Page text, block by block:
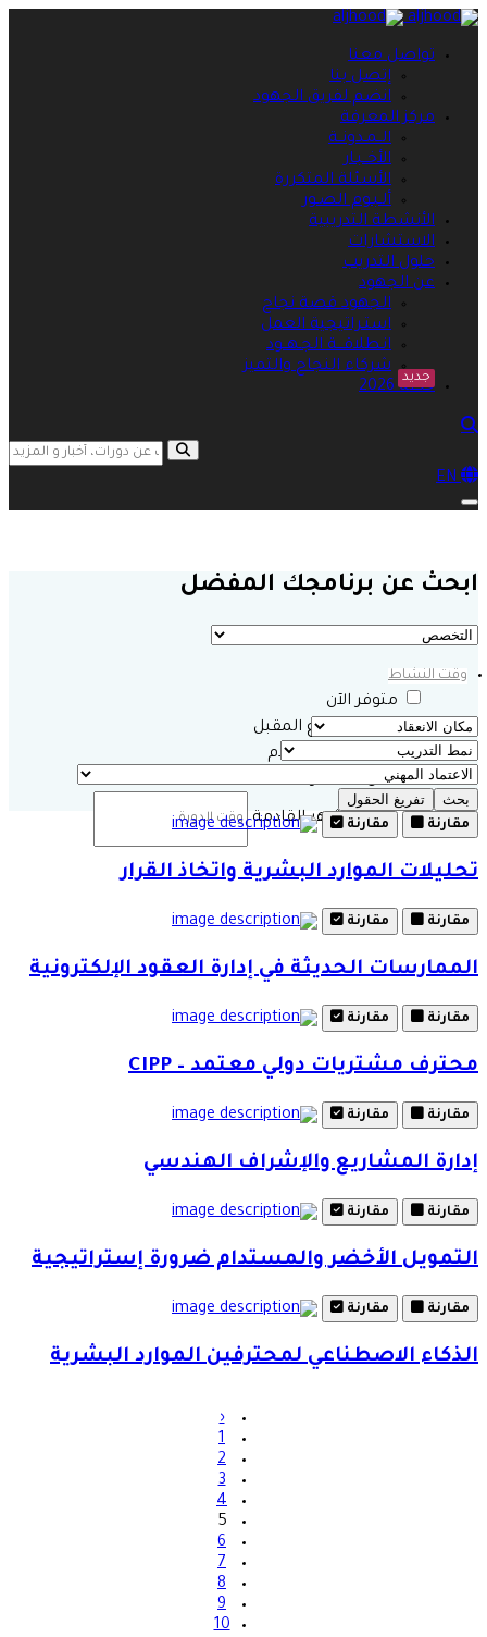
تواصل معنا
إتصل بنا
انضم لفريق الجهود
مركز المعرفة
الــمـدونــة
الأخــبـار
الأسئلة المتكررة
ألـبـوم الصـور
الأنشطة التدريبية
الاستشارات
حلول التدريب
عن الجهود
الجهود قصة نجاح
استـراتيجية العمل
انـطلاقـــة الجـهــود
شركاء النجاح والتميز
جديد
خطة 2026
search opener
EN
Toggle navigation
ابحث عن برنامجك المفضل
وقت النشاط
متوفر الآن
خلال الأسبوع المقبل
خلال الشهر القادم
خلال 3 أشهر القادمة
خلال 6 أشهر القادمة
بحث تفريغ الحقول
مقارنة مقارنة
تحليلات الموارد البشرية واتخاذ القرار
مقارنة مقارنة
الممارسات الحديثة في إدارة العقود الإلكترونية
مقارنة مقارنة
محترف مشتريات دولي معتمد – CIPP
مقارنة مقارنة
إدارة المشاريع والإشراف الهندسي
مقارنة مقارنة
التمويل الأخضر والمستدام ضرورة إستراتيجية
مقارنة مقارنة
الذكاء الاصطناعي لمحترفين الموارد البشرية
‹
1
2
3
4
5
6
7
8
9
10